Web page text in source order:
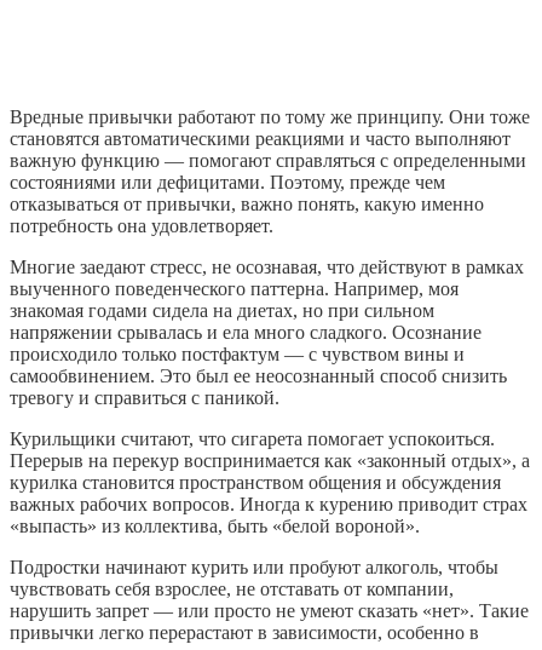
Вредные привычки работают по тому же принципу. Они тоже
становятся автоматическими реакциями и часто выполняют
важную функцию — помогают справляться с определенными
состояниями или дефицитами. Поэтому, прежде чем
отказываться от привычки, важно понять, какую именно
потребность она удовлетворяет.
Многие заедают стресс, не осознавая, что действуют в рамках
выученного поведенческого паттерна. Например, моя
знакомая годами сидела на диетах, но при сильном
напряжении срывалась и ела много сладкого. Осознание
происходило только постфактум — с чувством вины и
самообвинением. Это был ее неосознанный способ снизить
тревогу и справиться с паникой.
Курильщики считают, что сигарета помогает успокоиться.
Перерыв на перекур воспринимается как «законный отдых», а
курилка становится пространством общения и обсуждения
важных рабочих вопросов. Иногда к курению приводит страх
«выпасть» из коллектива, быть «белой вороной».
Подростки начинают курить или пробуют алкоголь, чтобы
чувствовать себя взрослее, не отставать от компании,
нарушить запрет — или просто не умеют сказать «нет». Такие
привычки легко перерастают в зависимости, особенно в